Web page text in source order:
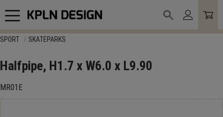
Meny
SPORT SKATEPARKS
Halfpipe, H1.7 x W6.0 x L9.90
MR01E